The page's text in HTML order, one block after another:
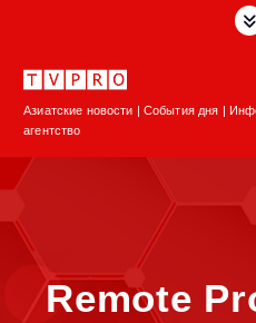
к
Азиатские новости | События дня |
агентство
Remote